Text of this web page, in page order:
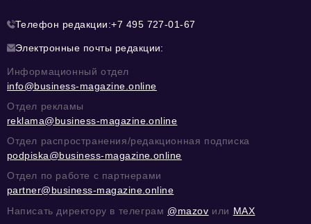
Телефон редакции:+7 495 727-01-67
Электронные почты редакции:
Информационный отдел
info@business-magazine.online
Отдел рекламы
reklama@business-magazine.online
Отдел распространения/редакционная подписка
podpiska@business-magazine.online
Отдел по работе с партнерами
partner@business-magazine.online
Написать директору в телеграм @mazov или MAX